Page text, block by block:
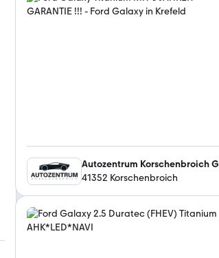
Autozentrum Korschenbroich
41352 Korschenbroich